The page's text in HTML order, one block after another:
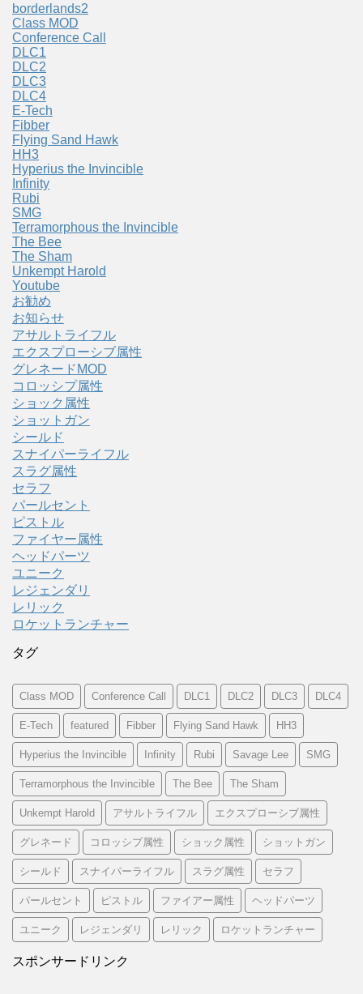
borderlands2
Class MOD
Conference Call
DLC1
DLC2
DLC3
DLC4
E-Tech
Fibber
Flying Sand Hawk
HH3
Hyperius the Invincible
Infinity
Rubi
SMG
Terramorphous the Invincible
The Bee
The Sham
Unkempt Harold
Youtube
お勧め
お知らせ
アサルトライフル
エクスプローシブ属性
グレネードMOD
コロッシプ属性
ショック属性
ショットガン
シールド
スナイパーライフル
スラグ属性
セラフ
パールセント
ピストル
ファイヤー属性
ヘッドパーツ
ユニーク
レジェンダリ
レリック
ロケットランチャー
タグ
Class MOD Conference Call DLC1 DLC2 DLC3 DLC4
E-Tech featured Fibber Flying Sand Hawk HH3
Hyperius the Invincible Infinity Rubi Savage Lee SMG
Terramorphous the Invincible The Bee The Sham
Unkempt Harold アサルトライフル エクスプローシブ属性
グレネード コロッシプ属性 ショック属性 ショットガン
シールド スナイパーライフル スラグ属性 セラフ
パールセント ピストル ファイアー属性 ヘッドパーツ
ユニーク レジェンダリ レリック ロケットランチャー
スポンサードリンク